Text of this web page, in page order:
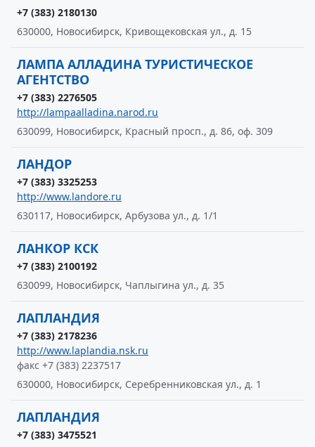
+7 (383) 2180130
630000, Новосибирск, Кривощековская ул., д. 15
ЛАМПА АЛЛАДИНА ТУРИСТИЧЕСКОЕ
АГЕНТСТВО
+7 (383) 2276505
http://lampaalladina.narod.ru
630099, Новосибирск, Красный просп., д. 86, оф. 309
ЛАНДОР
+7 (383) 3325253
http://www.landore.ru
630117, Новосибирск, Арбузова ул., д. 1/1
ЛАНКОР КСК
+7 (383) 2100192
630099, Новосибирск, Чаплыгина ул., д. 35
ЛАПЛАНДИЯ
+7 (383) 2178236
http://www.laplandia.nsk.ru
факс +7 (383) 2237517
630000, Новосибирск, Серебренниковская ул., д. 1
ЛАПЛАНДИЯ
+7 (383) 3475521